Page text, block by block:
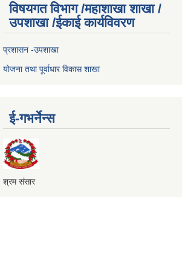
विषयगत विभाग /महाशाखा शाखा /
उपशाखा /ईकाई कार्यविवरण
प्रशासन -उपशाखा
योजना तथा पूर्वाधार विकास शाखा
ई-गभर्नेन्स
श्रम संसार